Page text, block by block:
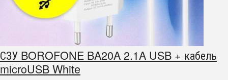
СЗУ BOROFONE BA20A 2.1A USB + кабель
microUSB White